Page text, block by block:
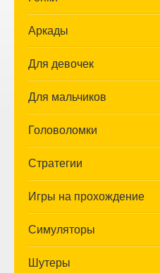
Аркады
Для девочек
Для мальчиков
Головоломки
Стратегии
Игры на прохождение
Симуляторы
Шутеры